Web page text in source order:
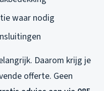
waar nodig
Daarom krijg je
offerte. Geen